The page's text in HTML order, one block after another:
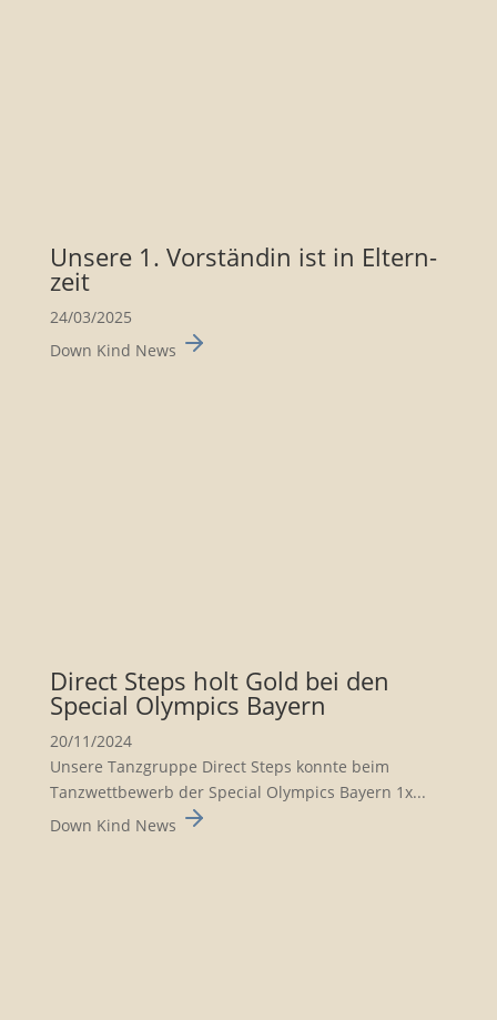
Unsere 1. Vorständin ist in Eltern­
zeit
24/03/2025
Down Kind News
Direct Steps holt Gold bei den
Special Olympics Bayern
20/11/2024
Unsere Tanzgruppe Direct Steps konnte beim
Tanzwett­be­werb der Special Olympics Bayern 1x...
Down Kind News